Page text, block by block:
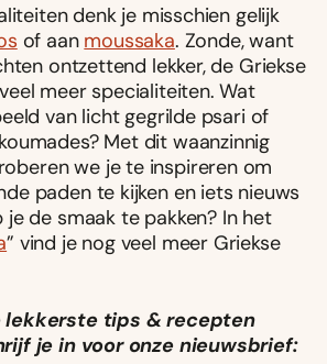
denk je misschien gelijk
of aan moussaka. Zonde, want
ontzettend lekker, de Griekse
meer specialiteiten. Wat
van licht gegrilde psari of
Met dit waanzinnig
we je te inspireren om
paden te kijken en iets nieuws
de smaak te pakken? In het
” vind je nog veel meer Griekse
lekkerste tips & recepten
je in voor onze nieuwsbrief: